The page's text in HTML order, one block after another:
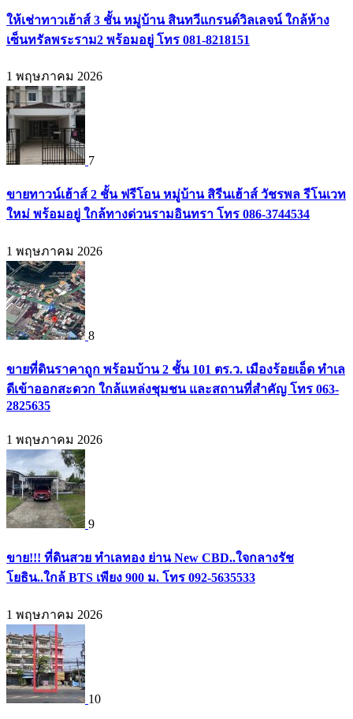
ให้เช่าทาวเฮ้าส์ 3 ชั้น หมู่บ้าน สินทวีแกรนด์วิลเลจน์ ใกล้ห้าง
เซ็นทรัลพระราม2 พร้อมอยู่ โทร 081-8218151
1 พฤษภาคม 2026
7
ขายทาวน์เฮ้าส์ 2 ชั้น ฟรีโอน หมู่บ้าน สิรีนเฮ้าส์ วัชรพล รีโนเวท
ใหม่ พร้อมอยู่ ใกล้ทางด่วนรามอินทรา โทร 086-3744534
1 พฤษภาคม 2026
8
ขายที่ดินราคาถูก พร้อมบ้าน 2 ชั้น 101 ตร.ว. เมืองร้อยเอ็ด ทำเล
ดีเข้าออกสะดวก ใกล้แหล่งชุมชน และสถานที่สำคัญ โทร 063-
2825635
1 พฤษภาคม 2026
9
ขาย!!! ที่ดินสวย ทำเลทอง ย่าน New CBD..ใจกลางรัช
โยธิน..ใกล้ BTS เพียง 900 ม. โทร 092-5635533
1 พฤษภาคม 2026
10